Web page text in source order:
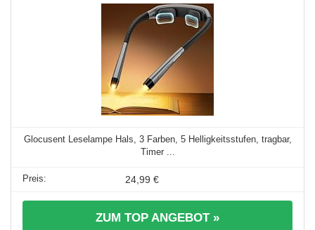
Glocusent Leselampe Hals, 3 Farben, 5 Helligkeitsstufen, tragbar,
Timer ...
24,99 €
ZUM TOP ANGEBOT »